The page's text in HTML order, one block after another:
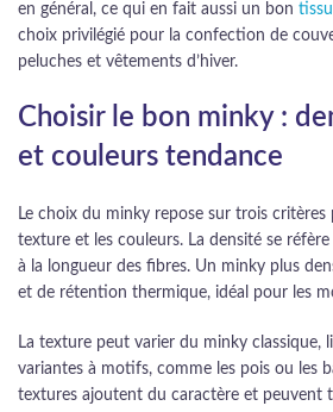
en général, ce qui en fait aussi un bon
choix privilégié pour la confection de
peluches et vêtements d’hiver.
Choisir le bon minky :
et couleurs tendance
Le choix du minky repose sur trois critères
texture et les couleurs. La densité se réfère
à la longueur des fibres. Un minky plus
et de rétention thermique, idéal pour les
La texture peut varier du minky classique,
variantes à motifs, comme les pois ou les
textures ajoutent du caractère et peuvent